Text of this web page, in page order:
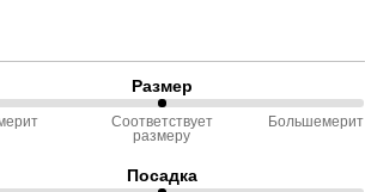
Размер
Соответствует
размеру
Большемерит
Посадка